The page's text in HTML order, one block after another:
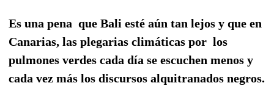
Es una pena que Bali esté aún tan lejos y que en
Canarias, las plegarias climáticas por los
pulmones verdes cada día se escuchen menos y
cada vez más los discursos alquitranados negros.